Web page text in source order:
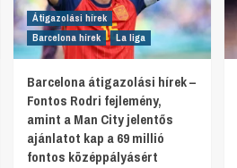
Átigazolási hírek
Barcelona hírek
La liga
Barcelona átigazolási hírek –
Fontos Rodri fejlemény,
amint a Man City jelentős
ajánlatot kap a 69 millió
fontos középpályásért